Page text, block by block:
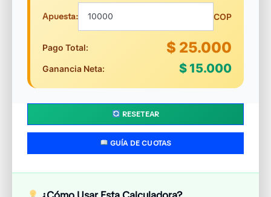
Apuesta: COP
Pago Total: $ 25.000
Ganancia Neta: $ 15.000
RESETEAR
GUÍA DE CUOTAS